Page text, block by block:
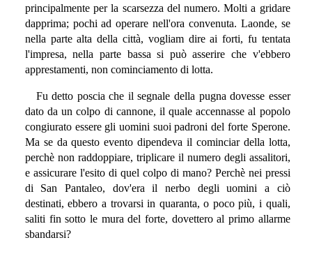
principalmente per la scarsezza del numero. Molti a gridare
dapprima; pochi ad operare nell'ora convenuta. Laonde, se
nella parte alta della città, vogliam dire ai forti, fu tentata
l'impresa, nella parte bassa si può asserire che v'ebbero
apprestamenti, non cominciamento di lotta.
Fu detto poscia che il segnale della pugna dovesse esser
dato da un colpo di cannone, il quale accennasse al popolo
congiurato essere gli uomini suoi padroni del forte Sperone.
Ma se da questo evento dipendeva il cominciar della lotta,
perchè non raddoppiare, triplicare il numero degli assalitori,
e assicurare l'esito di quel colpo di mano? Perchè nei pressi
di San Pantaleo, dov'era il nerbo degli uomini a ciò
destinati, ebbero a trovarsi in quaranta, o poco più, i quali,
saliti fin sotto le mura del forte, dovettero al primo allarme
sbandarsi?